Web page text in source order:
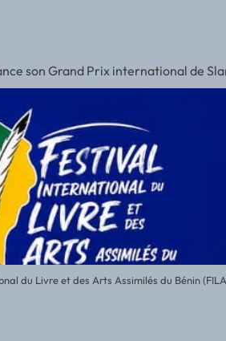
son Grand Prix international de
du Livre et des Arts Assimilés du Bénin